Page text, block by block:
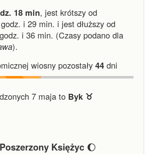
18 min, jest krótszy od
i 29 min. i jest dłuższy od
i 36 min. (Czasy podano dla
).
wiosny pozostały 44 dni
7 maja to Byk ♉︎
Poszerzony Księżyc 🌔